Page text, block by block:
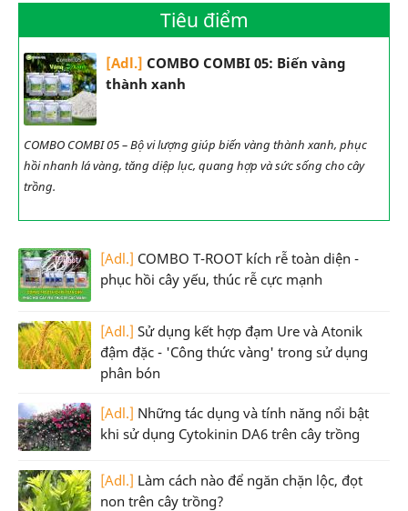
Tiêu điểm
[Adl.] COMBO COMBI 05: Biến vàng
thành xanh
COMBO COMBI 05 – Bộ vi lượng giúp biến vàng thành xanh, phục
hồi nhanh lá vàng, tăng diệp lục, quang hợp và sức sống cho cây
trồng.
[Adl.] COMBO T-ROOT kích rễ toàn diện -
phục hồi cây yếu, thúc rễ cực mạnh
[Adl.] Sử dụng kết hợp đạm Ure và Atonik
đậm đặc - 'Công thức vàng' trong sử dụng
phân bón
[Adl.] Những tác dụng và tính năng nổi bật
khi sử dụng Cytokinin DA6 trên cây trồng
[Adl.] Làm cách nào để ngăn chặn lộc, đọt
non trên cây trồng?